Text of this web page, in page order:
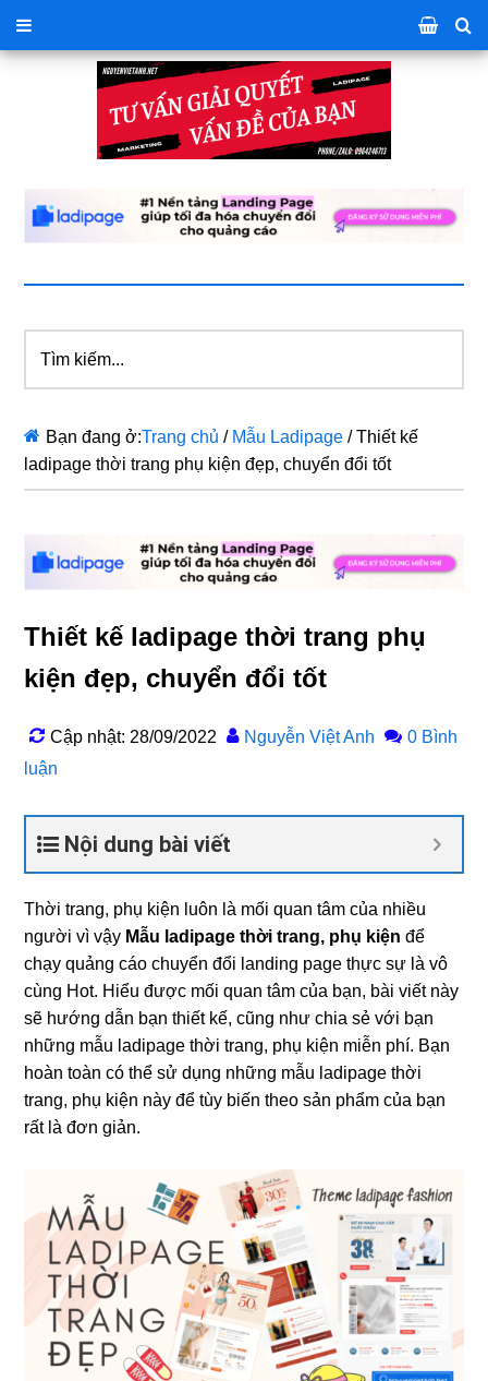
kiếm...
Bạn đang ở:Trang chủ / Mẫu Ladipage /Thiết kế
ladipage thời trang phụ kiện đẹp, chuyển đổi tốt
Thiết kế ladipage thời trang phụ
kiện đẹp, chuyển đổi tốt
Cập nhật: 28/09/2022 Nguyễn Việt Anh
0 Bình
luận
Nội dung bài viết
Thời trang, phụ kiện luôn là mối quan tâm của nhiều
người vì vậy Mẫu ladipage thời trang, phụ kiện để
chạy quảng cáo chuyển đổi landing page thực sự là vô
cùng Hot. Hiểu được mối quan tâm của bạn, bài viết này
sẽ hướng dẫn bạn thiết kế, cũng như chia sẻ với bạn
những mẫu ladipage thời trang, phụ kiện miễn phí. Bạn
hoàn toàn có thể sử dụng những mẫu ladipage thời
trang, phụ kiện này để tùy biến theo sản phẩm của bạn
rất là đơn giản.